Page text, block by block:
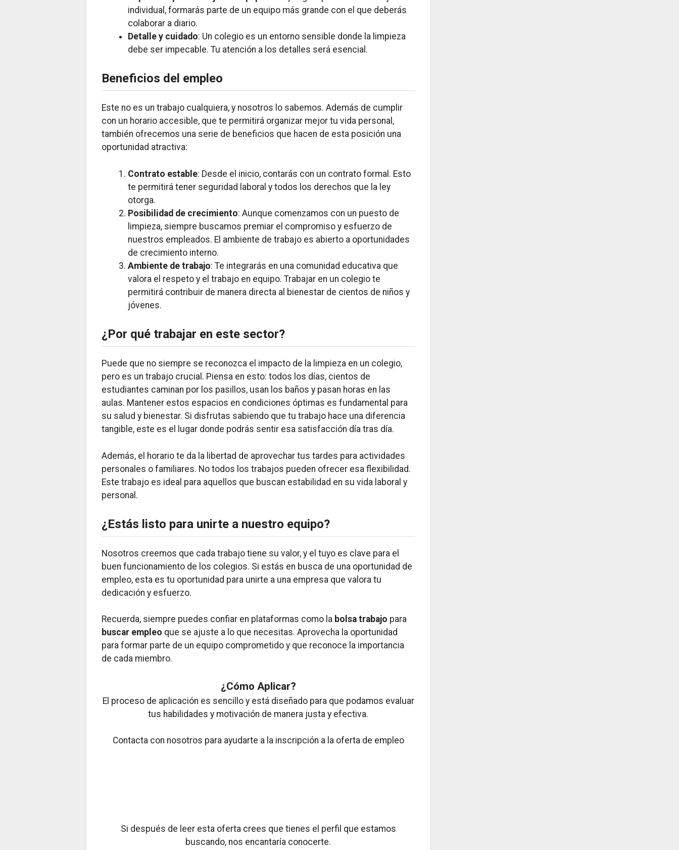
individual, formarás parte de un equipo más grande con el que deberás
colaborar a diario.
Detalle y cuidado: Un colegio es un entorno sensible donde la limpieza
debe ser impecable. Tu atención a los detalles será esencial.
Beneficios del empleo
Este no es un trabajo cualquiera, y nosotros lo sabemos. Además de cumplir
con un horario accesible, que te permitirá organizar mejor tu vida personal,
también ofrecemos una serie de beneficios que hacen de esta posición una
oportunidad atractiva:
Contrato estable: Desde el inicio, contarás con un contrato formal. Esto
te permitirá tener seguridad laboral y todos los derechos que la ley
otorga.
Posibilidad de crecimiento: Aunque comenzamos con un puesto de
limpieza, siempre buscamos premiar el compromiso y esfuerzo de
nuestros empleados. El ambiente de trabajo es abierto a oportunidades
de crecimiento interno.
Ambiente de trabajo: Te integrarás en una comunidad educativa que
valora el respeto y el trabajo en equipo. Trabajar en un colegio te
permitirá contribuir de manera directa al bienestar de cientos de niños y
jóvenes.
¿Por qué trabajar en este sector?
Puede que no siempre se reconozca el impacto de la limpieza en un colegio,
pero es un trabajo crucial. Piensa en esto: todos los días, cientos de
estudiantes caminan por los pasillos, usan los baños y pasan horas en las
aulas. Mantener estos espacios en condiciones óptimas es fundamental para
su salud y bienestar. Si disfrutas sabiendo que tu trabajo hace una diferencia
tangible, este es el lugar donde podrás sentir esa satisfacción día tras día.
Además, el horario te da la libertad de aprovechar tus tardes para actividades
personales o familiares. No todos los trabajos pueden ofrecer esa flexibilidad.
Este trabajo es ideal para aquellos que buscan estabilidad en su vida laboral y
personal.
¿Estás listo para unirte a nuestro equipo?
Nosotros creemos que cada trabajo tiene su valor, y el tuyo es clave para el
buen funcionamiento de los colegios. Si estás en busca de una oportunidad de
empleo, esta es tu oportunidad para unirte a una empresa que valora tu
dedicación y esfuerzo.
Recuerda, siempre puedes confiar en plataformas como la bolsa trabajo para
buscar empleo que se ajuste a lo que necesitas. Aprovecha la oportunidad
para formar parte de un equipo comprometido y que reconoce la importancia
de cada miembro.
¿Cómo Aplicar?
El proceso de aplicación es sencillo y está diseñado para que podamos evaluar
tus habilidades y motivación de manera justa y efectiva.
Contacta con nosotros para ayudarte a la inscripción a la oferta de empleo
Si después de leer esta oferta crees que tienes el perfil que estamos
buscando, nos encantaría conocerte.